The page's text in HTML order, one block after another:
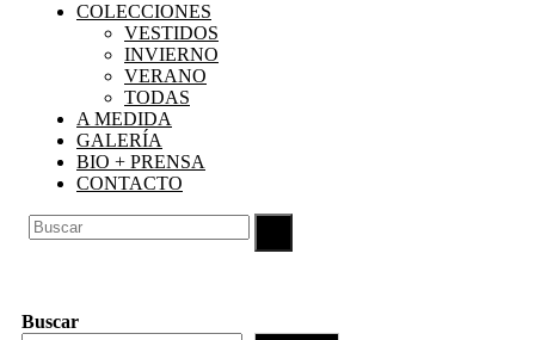
COLECCIONES
VESTIDOS
INVIERNO
VERANO
TODAS
A MEDIDA
GALERÍA
BIO + PRENSA
CONTACTO
Buscar